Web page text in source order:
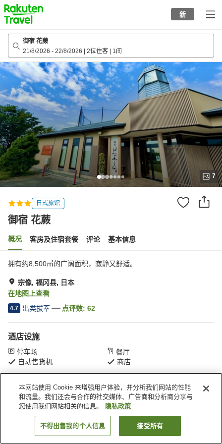
to
top
page
新
御宿 花蕨
21/8/2026 - 22/8/2026 2位住客 1间
7
日式旅馆
御宿 花蕨
概况 客房及住宿套餐 评论 基本信息
拥有约8,500㎡的广阔面积，寂静又舒适。
宗像, 福冈县, 日本
在地图上查看
4.7 出类拔萃 点评数: 62
酒店设施
停车场
餐厅
自动售货机
商店
首页 日本 福冈县 宗像 御宿 花蕨
搜索客房
本网站使用 Cookie 来增强用户体验，并分析我们网站的性能
和流量。我们还会与合作的社交媒体、广告商和分析商分享与
您使用我们网站相关的信息。
隐私政策
不得出售我的个人信息 接受所有